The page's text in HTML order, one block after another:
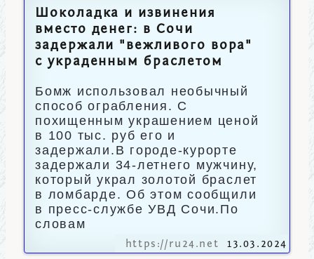
Шоколадка и извинения
вместо денег: в Сочи
задержали "вежливого вора"
с украденным браслетом
Бомж использовал необычный
способ ограбления. С
похищенным украшением ценой
в 100 тыс. руб его и
задержали.В городе-курорте
задержали 34-летнего мужчину,
который украл золотой браслет
в ломбарде. Об этом сообщили
в пресс-службе УВД Сочи.По
словам
https://ru24.net 13.03.2024